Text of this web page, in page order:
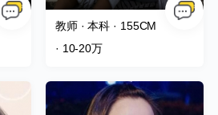
教师 · 本科 · 155CM
· 10-20万